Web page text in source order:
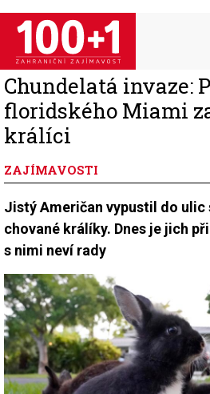
Přejít
hlavnímu
obsahu
Chundelatá invaze:
floridského Miami
králíci
ZAJÍMAVOSTI
Jistý Američan vypustil do ulic
chované králíky. Dnes je jich
s nimi neví rady